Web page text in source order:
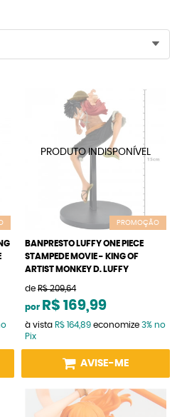
PROMOÇÃO
BANPRESTO LUFFY ONE PIECE
STAMPEDE MOVIE - KING OF
ARTIST MONKEY D. LUFFY
de R$ 209,64
por R$ 169,99
à vista R$ 164,89 economize 3% no
Pix
AVISE-ME